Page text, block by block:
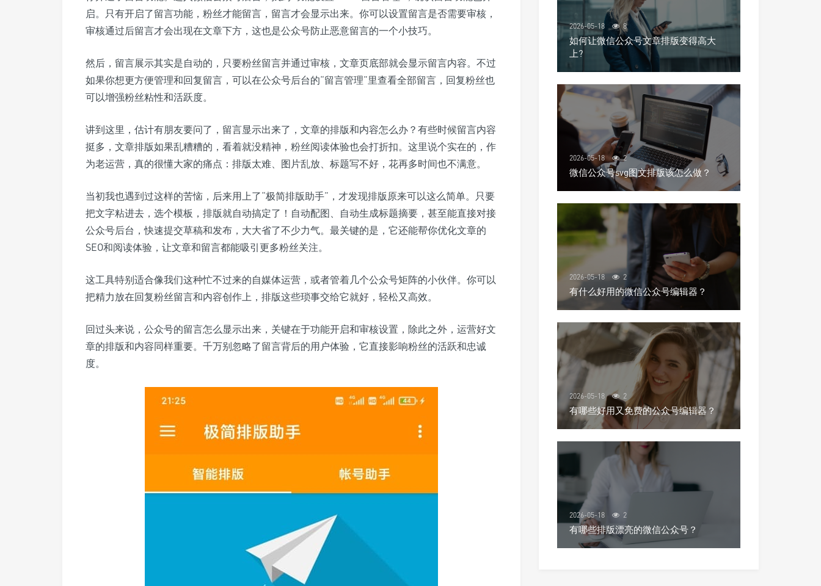
启。只有开启了留言功能，粉丝才能留言，留言才会显示出来。你可以设置留言是否需要审核，
审核通过后留言才会出现在文章下方，这也是公众号防止恶意留言的一个小技巧。
然后，留言展示其实是自动的，只要粉丝留言并通过审核，文章页底部就会显示留言内容。不过
如果你想更方便管理和回复留言，可以在公众号后台的“留言管理”里查看全部留言，回复粉丝也
可以增强粉丝粘性和活跃度。
讲到这里，估计有朋友要问了，留言显示出来了，文章的排版和内容怎么办？有些时候留言内容
挺多，文章排版如果乱糟糟的，看着就没精神，粉丝阅读体验也会打折扣。这里说个实在的，作
为老运营，真的很懂大家的痛点：排版太难、图片乱放、标题写不好，花再多时间也不满意。
当初我也遇到过这样的苦恼，后来用上了“极简排版助手”，才发现排版原来可以这么简单。只要
把文字粘进去，选个模板，排版就自动搞定了！自动配图、自动生成标题摘要，甚至能直接对接
公众号后台，快速提交草稿和发布，大大省了不少力气。最关键的是，它还能帮你优化文章的
SEO和阅读体验，让文章和留言都能吸引更多粉丝关注。
这工具特别适合像我们这种忙不过来的自媒体运营，或者管着几个公众号矩阵的小伙伴。你可以
把精力放在回复粉丝留言和内容创作上，排版这些琐事交给它就好，轻松又高效。
回过头来说，公众号的留言怎么显示出来，关键在于功能开启和审核设置，除此之外，运营好文
章的排版和内容同样重要。千万别忽略了留言背后的用户体验，它直接影响粉丝的活跃和忠诚
度。
2026-05-18 8
如何让微信公众号文章排版变得高大
上?
2026-05-18 2
微信公众号svg图文排版该怎么做？
2026-05-18 2
有什么好用的微信公众号编辑器？
2026-05-18 2
有哪些好用又免费的公众号编辑器？
2026-05-18 2
有哪些排版漂亮的微信公众号？